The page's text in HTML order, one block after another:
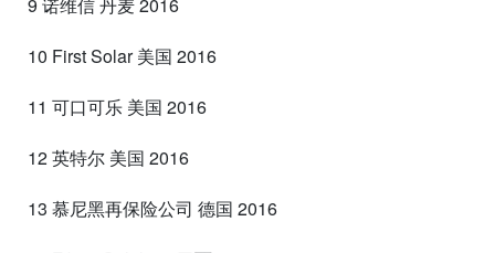
10 First Solar 美国 2016
11 可口可乐 美国 2016
12 英特尔 美国 2016
13 慕尼黑再保险公司 德国 2016